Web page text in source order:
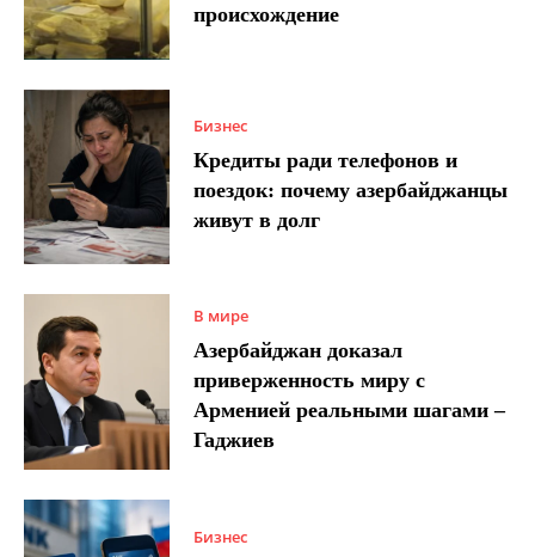
происхождение
Бизнес
Кредиты ради телефонов и
поездок: почему азербайджанцы
живут в долг
В мире
Азербайджан доказал
приверженность миру с
Арменией реальными шагами –
Гаджиев
Бизнес